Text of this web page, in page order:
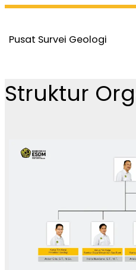
Skip
content
Pusat Survei Geologi
Struktur